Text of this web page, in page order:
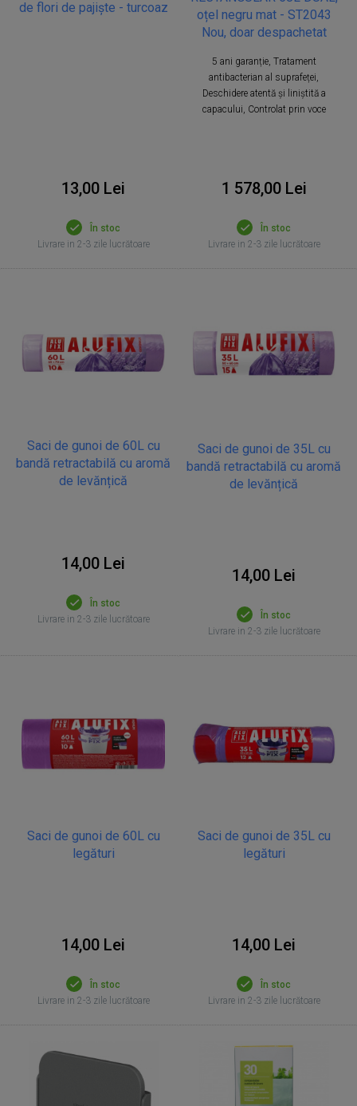
de flori de pajiște - turcoaz
13,00 Lei
În stoc
Livrare in 2-3 zile lucrătoare
oțel negru mat - ST2043
Nou, doar despachetat
5 ani garanție, Tratament
antibacterian al suprafeței,
Deschidere atentă și liniștită a
capacului, Controlat prin voce
1 578,00 Lei
În stoc
Livrare in 2-3 zile lucrătoare
Saci de gunoi de 60L cu
bandă retractabilă cu aromă
de levănțică
14,00 Lei
În stoc
Livrare in 2-3 zile lucrătoare
Saci de gunoi de 35L cu
bandă retractabilă cu aromă
de levănțică
14,00 Lei
În stoc
Livrare in 2-3 zile lucrătoare
Saci de gunoi de 60L cu
legături
14,00 Lei
În stoc
Livrare in 2-3 zile lucrătoare
Saci de gunoi de 35L cu
legături
14,00 Lei
În stoc
Livrare in 2-3 zile lucrătoare